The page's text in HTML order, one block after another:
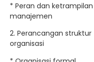
* Peran dan ketrampilan
manajemen
2. Perancangan struktur
organisasi